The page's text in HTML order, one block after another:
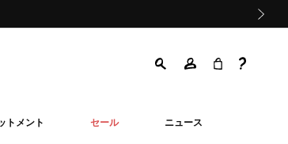
トメント セール ニュース